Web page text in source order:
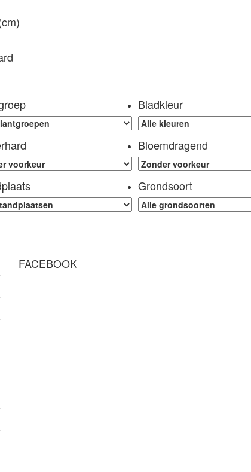
Bladkleur
Bloemdragend
Grondsoort
FACEBOOK